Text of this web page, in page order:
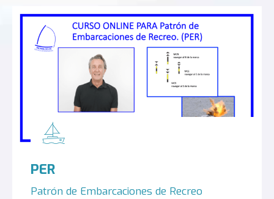
PER
Patrón de Embarcaciones de Recreo